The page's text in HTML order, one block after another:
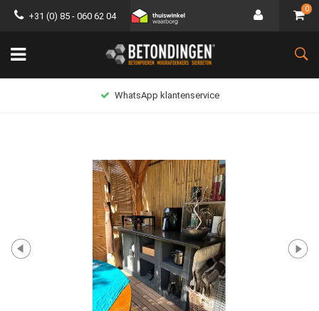
+31 (0) 85 - 060 62 04
0
WhatsApp klantenservice